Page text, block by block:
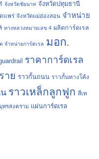
จังหวัดชัยนาท จังหวัดปทุมธานี
แพร่ จังหวัดแม่ฮ่องสอน จำหน่าย
ทางหลวงหมายเลข 4 ผลิตการ์ดเรล
จำหน่ายการ์ดเรล มอก.
ราคาการ์ดเรล
าย ราวกั้นถนน ราวกั้นทางโค้ง
ราวเหล็กลูกฟูก สีเท
ทรสงคราม แผ่นการ์ดเรล